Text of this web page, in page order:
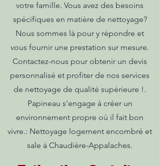
votre famille. Vous avez des besoins
spécifiques en matière de nettoyage?
Nous sommes là pour y répondre et
vous fournir une prestation sur mesure.
Contactez-nous pour obtenir un devis
personnalisé et profiter de nos services
de nettoyage de qualité supérieure !.
Papineau s'engage à créer un
environnement propre où il fait bon
vivre.: Nettoyage logement encombré et
sale à Chaudière-Appalaches.